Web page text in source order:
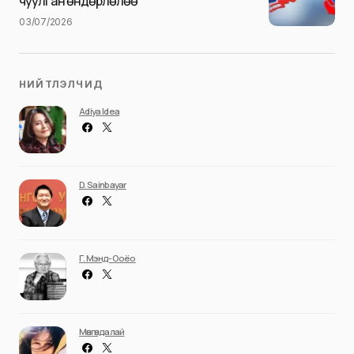
03/07/2026
НИЙТЛЭЛЧИД
Adiya Idea
D. Sainbayar
Г. Мэнд-Ооёо
Мөнгөндалай